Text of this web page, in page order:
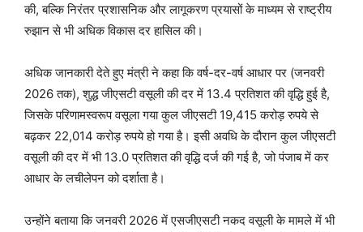
की, बल्कि निरंतर प्रशासनिक और लागूकरण प्रयासों के माध्यम से राष्ट्रीय
रुझान से भी अधिक विकास दर हासिल की।
अधिक जानकारी देते हुए मंत्री ने कहा कि वर्ष-दर-वर्ष आधार पर (जनवरी
2026 तक), शुद्ध जीएसटी वसूली की दर में 13.4 प्रतिशत की वृद्धि हुई है,
जिसके परिणामस्वरूप वसूला गया कुल जीएसटी 19,415 करोड़ रुपये से
बढ़कर 22,014 करोड़ रुपये हो गया है। इसी अवधि के दौरान कुल जीएसटी
वसूली की दर में भी 13.0 प्रतिशत की वृद्धि दर्ज की गई है, जो पंजाब में कर
आधार के लचीलेपन को दर्शाता है।
उन्होंने बताया कि जनवरी 2026 में एसजीएसटी नकद वसूली के मामले में भी